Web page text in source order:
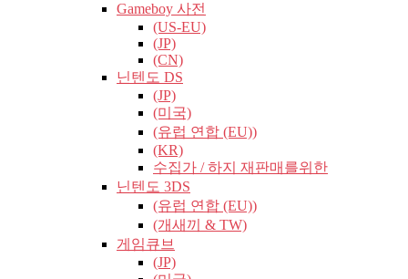
Gameboy 사전
(US-EU)
(JP)
(CN)
닌텐도 DS
(JP)
(미국)
(유럽​​ 연합 (EU))
(KR)
수집가 / 하지 재판매를위한
닌텐도 3DS
(유럽​​ 연합 (EU))
(개새끼 & TW)
게임큐브
(JP)